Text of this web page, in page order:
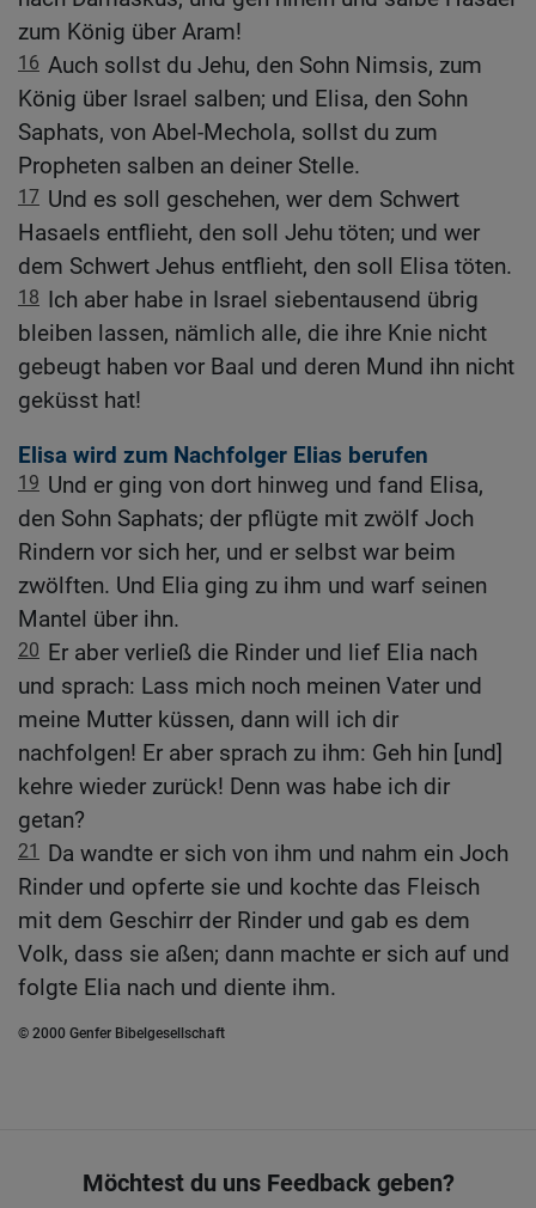
zum König über Aram!
16 Auch sollst du Jehu, den Sohn Nimsis, zum
König über Israel salben; und Elisa, den Sohn
Saphats, von Abel-Mechola, sollst du zum
Propheten salben an deiner Stelle.
17 Und es soll geschehen, wer dem Schwert
Hasaels entflieht, den soll Jehu töten; und wer
dem Schwert Jehus entflieht, den soll Elisa töten.
18 Ich aber habe in Israel siebentausend übrig
bleiben lassen, nämlich alle, die ihre Knie nicht
gebeugt haben vor Baal und deren Mund ihn nicht
geküsst hat!
Elisa wird zum Nachfolger Elias berufen
19 Und er ging von dort hinweg und fand Elisa,
den Sohn Saphats; der pflügte mit zwölf Joch
Rindern vor sich her, und er selbst war beim
zwölften. Und Elia ging zu ihm und warf seinen
Mantel über ihn.
20 Er aber verließ die Rinder und lief Elia nach
und sprach: Lass mich noch meinen Vater und
meine Mutter küssen, dann will ich dir
nachfolgen! Er aber sprach zu ihm: Geh hin [und]
kehre wieder zurück! Denn was habe ich dir
getan?
21 Da wandte er sich von ihm und nahm ein Joch
Rinder und opferte sie und kochte das Fleisch
mit dem Geschirr der Rinder und gab es dem
Volk, dass sie aßen; dann machte er sich auf und
folgte Elia nach und diente ihm.
© 2000 Genfer Bibelgesellschaft
Möchtest du uns Feedback geben?